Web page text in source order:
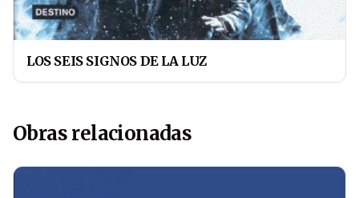
LOS SEIS SIGNOS DE LA LUZ
Obras relacionadas